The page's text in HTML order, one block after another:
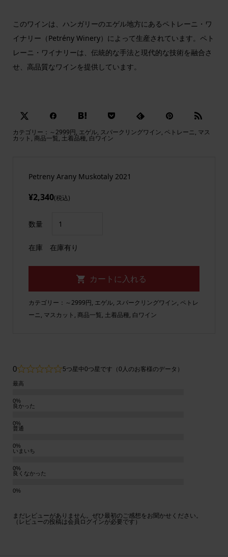
このワインは、ハンガリーのエゲル地方にあるペトレーニ・ワ
イナリー（Petrény Winery）によって生産されています。ペト
レーニ・ワイナリーは、伝統的な手法と現代的な技術を融合さ
せ、高品質なワインを提供しています。
カテゴリー： ～2999円, エゲル, スパークリングワイン, ペトレーニ, マス
カット ,商品一覧, 土着品種, 白ワイン
Petreny Arany Muskotaly 2021
¥2,340(税込)
数量
在庫 在庫有り
カテゴリー： ～2999円, エゲル, スパークリングワイン, ペトレ
ーニ, マスカット , 商品一覧, 土着品種, 白ワイン
0 5つ星中0つ星です（0人のお客様のデータ）
最高
良かった
普通
いまいち
良くなかった
まだレビューがありません。ぜひ最初のご感想をお聞かせください。
（レビューの投稿は会員ログインが必要です）